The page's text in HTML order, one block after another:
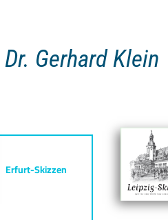
Gerhard Klein
Erfurt-Skizzen